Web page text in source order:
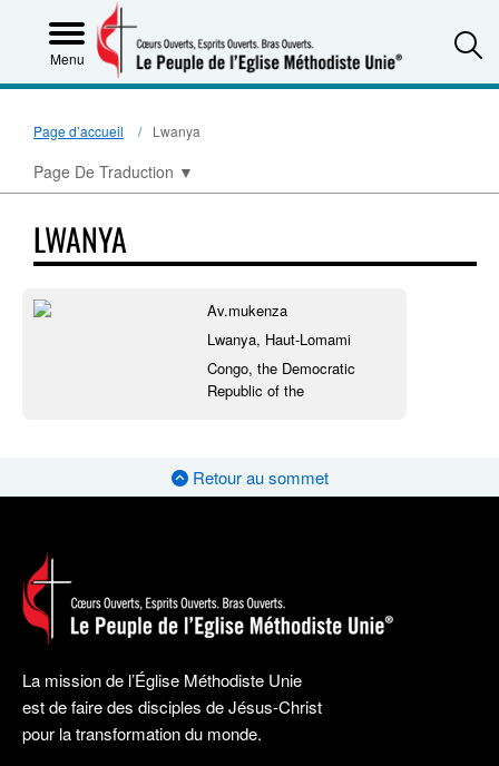
Menu
Page d’accueil Lwanya
Page De Traduction ▼
LWANYA
Av.mukenza
Lwanya, Haut-Lomami
Congo, the Democratic
Republic of the
Retour au sommet
La mission de l’Église Méthodiste Unie
est de faire des disciples de Jésus-Christ
pour la transformation du monde.